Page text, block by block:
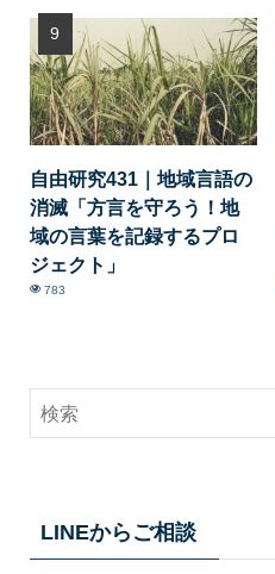
自由研究431｜地域言語の
消滅「方言を守ろう！地
域の言葉を記録するプロ
ジェクト」
783
LINEからご相談